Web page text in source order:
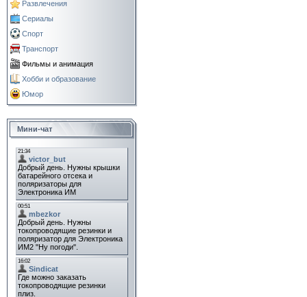
Развлечения
Сериалы
Спорт
Транспорт
Фильмы и анимация
Хобби и образование
Юмор
Мини-чат